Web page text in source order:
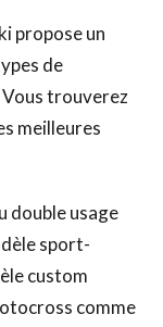
propose un
de
trouverez
meilleures
double usage
sport-
custom
comme